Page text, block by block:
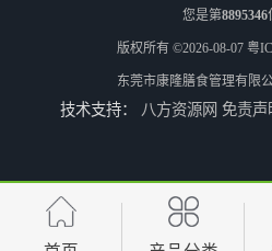
您是第8895346
版权所有 ©2026-08-07 粤
东莞市康隆膳食管理有限
技术支持： 八方资源网 免责声